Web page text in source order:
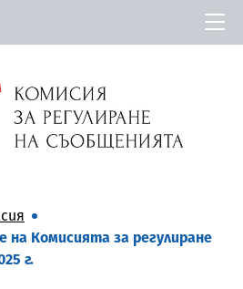
на Комисията за регулиране
г.